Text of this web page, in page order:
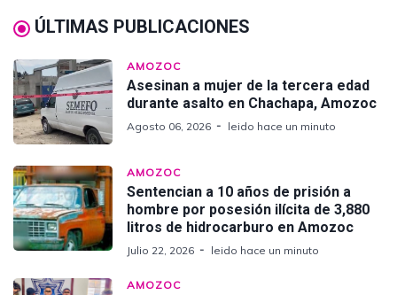
ÚLTIMAS PUBLICACIONES
AMOZOC
Asesinan a mujer de la tercera edad
durante asalto en Chachapa, Amozoc
Agosto 06, 2026 leido hace un minuto
AMOZOC
Sentencian a 10 años de prisión a
hombre por posesión ilícita de 3,880
litros de hidrocarburo en Amozoc
Julio 22, 2026 leido hace un minuto
AMOZOC